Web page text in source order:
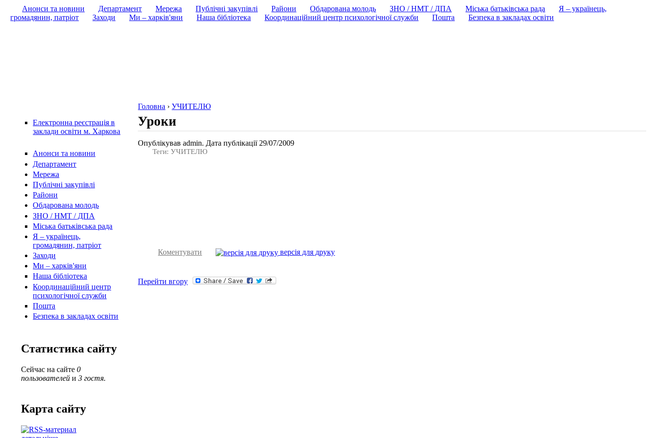
Анонси та новини Департамент Мережа Публічні закупівлі Райони Обдарована молодь ЗНО / НМТ / ДПА Міська батьківська рада
Я – українець,
громадянин, патріот
Заходи Ми – харків'яни Наша бібліотека Координаційний центр психологічної служби Пошта Безпека в закладах освіти
Електронна реєстрація в
заклади освіти м. Харкова
Анонси та новини
Департамент
Мережа
Публічні закупівлі
Райони
Обдарована молодь
ЗНО / НМТ / ДПА
Міська батьківська рада
Я – українець,
громадянин, патріот
Заходи
Ми – харків'яни
Наша бібліотека
Координаційний центр
психологічної служби
Пошта
Безпека в закладах освіти
Статистика сайту
Сейчас на сайте0
пользователей и3 гостя.
Карта сайту
Головна ›УЧИТЕЛЮ
Уроки
Опублікував admin. Дата публікації 29/07/2009
Теги: УЧИТЕЛЮ
Коментувати версія для друку
Перейти вгору